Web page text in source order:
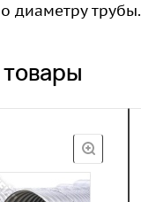
диаметру трубы.